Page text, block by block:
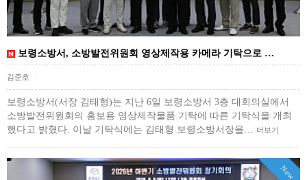
보령소방서, 소방발전위원회 영상제작용 카메라 기탁으로 …
김준호
보령소방서(서장 김태형)는 지난 6일 보령소방서 3층 대회의실에서
소방발전위원회의 홍보용 영상제작물품 기탁에 따른 기탁식을 개최
했다고 밝혔다. 이날 기탁식에는 김태형 보령소방서장을… 더보기
New